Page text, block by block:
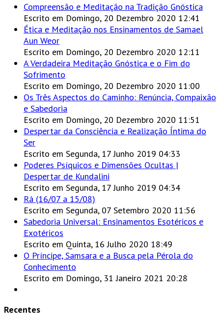
Compreensão e Meditação na Tradição Gnóstica
Escrito em Domingo, 20 Dezembro 2020 12:41
Ética e Meditação nos Ensinamentos de Samael
Aun Weor
Escrito em Domingo, 20 Dezembro 2020 12:11
A Verdadeira Meditação Gnóstica e o Fim do
Sofrimento
Escrito em Domingo, 20 Dezembro 2020 11:00
Os Três Aspectos do Caminho: Renúncia, Compaixão
e Sabedoria
Escrito em Domingo, 20 Dezembro 2020 11:51
Despertar da Consciência e Realização Íntima do
Ser
Escrito em Segunda, 17 Junho 2019 04:33
Poderes Psíquicos e Dimensões Ocultas |
Despertar de Kundalini
Escrito em Segunda, 17 Junho 2019 04:34
Rá (16/07 a 15/08)
Escrito em Segunda, 07 Setembro 2020 11:56
Sabedoria Universal: Ensinamentos Esotéricos e
Exotéricos
Escrito em Quinta, 16 Julho 2020 18:49
O Príncipe, Samsara e a Busca pela Pérola do
Conhecimento
Escrito em Domingo, 31 Janeiro 2021 20:28
Recentes